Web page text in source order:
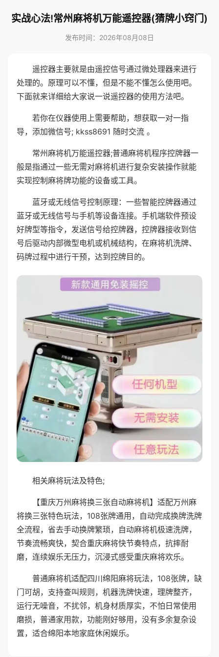
实战心法!常州麻将机万能遥控器(猜牌小窍门)
发布时间：2026年08月08日
遥控器主要就是由遥控信号通过微处理器来进行
处理的。原理可以不懂，但是不能不懂怎么使用吧。
下面就来详细给大家说一说遥控器的使用方法吧。
若你在仪器使用上需要帮助，想获取一对一指
导，添加微信号; kkss8691 随时交流 。
常州麻将机万能遥控器;普通麻将机程序控牌器一
般是指通过一些无需对麻将机进行复杂安装操作就能
实现控制麻将牌功能的设备或工具。
蓝牙或无线信号控制原理：一些智能控牌器通过
蓝牙或无线信号与手机等设备连接。手机端软件预设
好牌型等指令，发送信号给控牌器，控牌器接收到信
号后驱动内部微型电机或机械结构，在麻将机洗牌、
码牌过程中进行干预，达到控牌目的。
相关麻将玩法及特色;
【重庆万州麻将换三张自动麻将机】适配万州麻
将换三张特色玩法，108张牌通用，自动完成换牌洗牌
全流程，省去手动换牌繁琐，自动麻将机极速洗牌，
节奏流畅爽快，契合重庆麻将快节奏特点，抗摔耐
磨，连续娱乐无压力，沉浸式感受重庆麻将欢乐。
普通麻将机适配四川绵阳麻将玩法，108张牌，缺
门可胡，支持查叫规则，机器洗牌快速，理牌整齐，
运行无噪音，不扰邻，机身材质厚实，不怕日常使用
磨损，普通家用款，功能刚好够用，没有多余复杂设
置，适合绵阳本地家庭休闲娱乐。